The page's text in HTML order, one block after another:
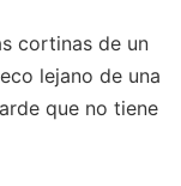
cortinas de un
lejano de una
que no tiene